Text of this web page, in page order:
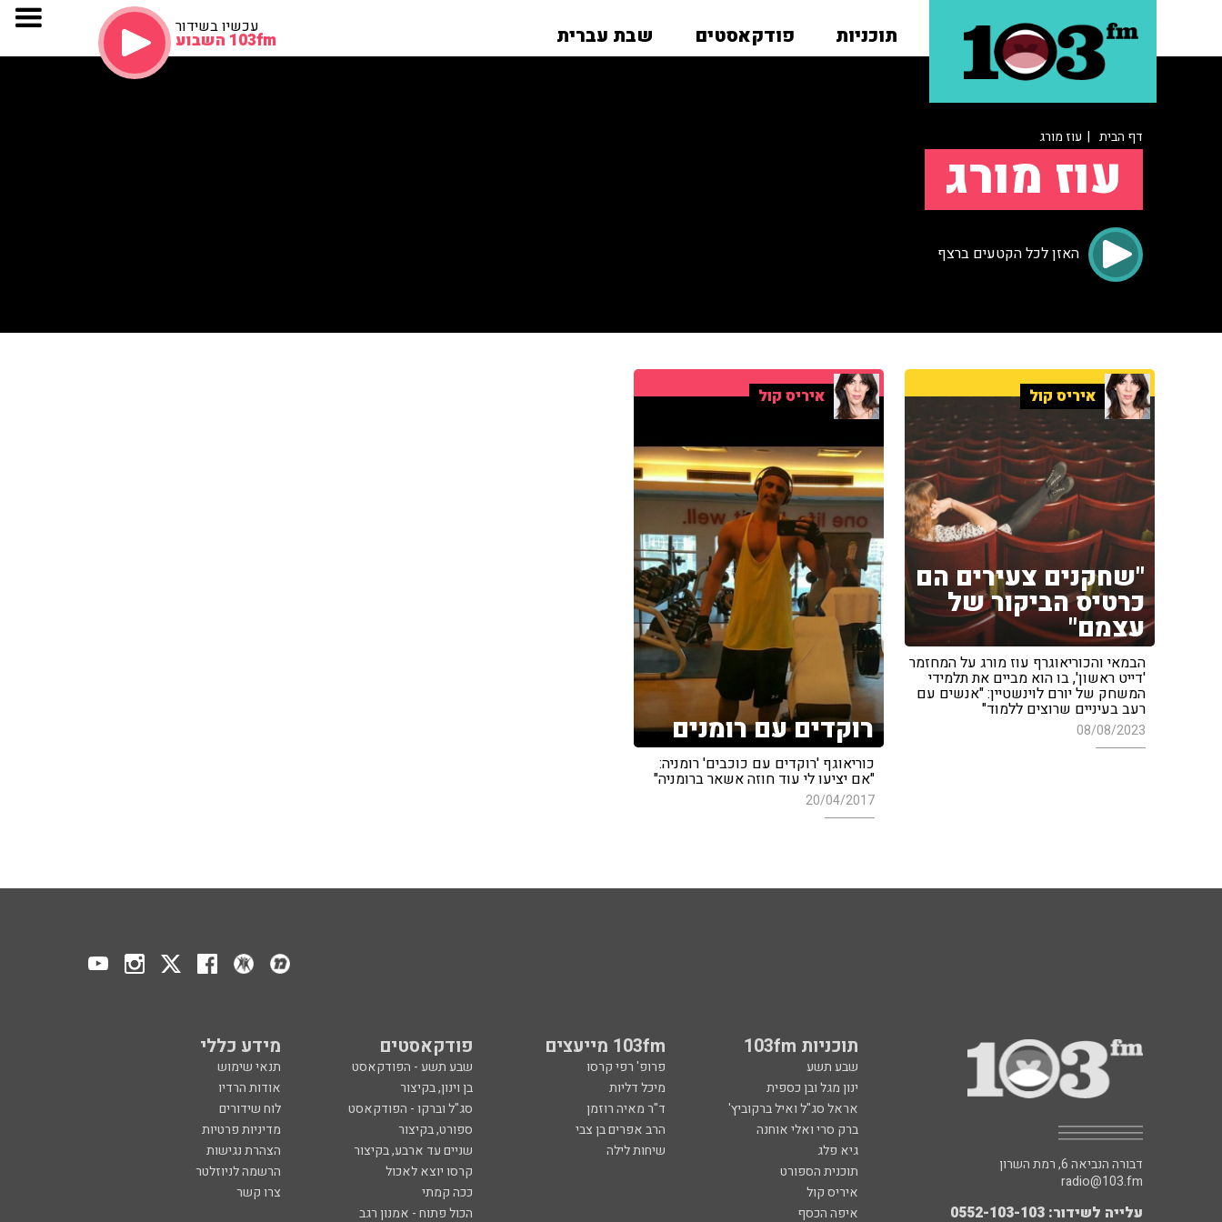
תוכניות פודקאסטים שבת עברית עכשיו בשידור
103fm השבוע
דף הבית | עוז מורג
עוז מורג
האזן לכל הקטעים ברצף
איריס קול
"שחקנים צעירים הם
כרטיס הביקור של
עצמם"
הבמאי והכוריאוגרף עוז מורג על המחזמר
'דייט ראשון', בו הוא מביים את תלמידי
המשחק של יורם לוינשטיין: "אנשים עם
רעב בעיניים שרוצים ללמוד"
08/08/2023
איריס קול
רוקדים עם רומנים
כוריאוגף 'רוקדים עם כוכבים' רומניה:
"אם יציעו לי עוד חוזה אשאר ברומניה"
20/04/2017
תוכניות 103fm 103fm מייעצים פודקאסטים מידע כללי
שבע תשע פרופ' רפי קרסו שבע תשע - הפודקאסט
תנאי שימוש
ינון מגל ובן כספית
מיכל דליות בן וינון, בקיצור
אודות הרדיו
אראל סג"ל ואיל ברקוביץ'
ד"ר מאיה רוזמן סג"ל וברקו - הפודקאסט
לוח שידורים
ברק סרי ואלי אוחנה
הרב אפרים בן צבי ספורט, בקיצור
מדיניות פרטיות
גיא פלג
שיחות לילה שניים עד ארבע, בקיצור
הצהרת נגישות
תוכנית הספורט
קרסו יוצא לאכול
הרשמה לניוזלטר
איריס קול
ככה קמתי
צרו קשר
איפה הכסף
הכול פתוח - אמנון רגב
דבורה הנביאה 6, רמת השרון
radio@103.fm
עלייה לשידור: 0552-103-103